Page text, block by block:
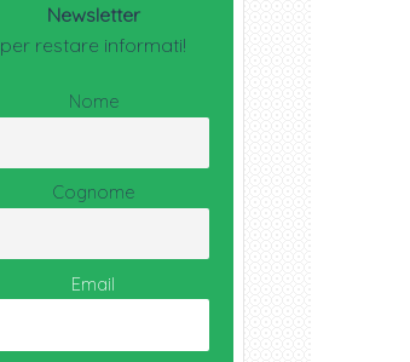
Newsletter
per restare informati!
Nome
Cognome
Email